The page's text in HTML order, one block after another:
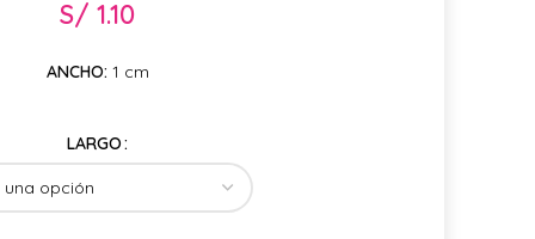
S/ 1.10
ANCHO: 1 cm
LARGO